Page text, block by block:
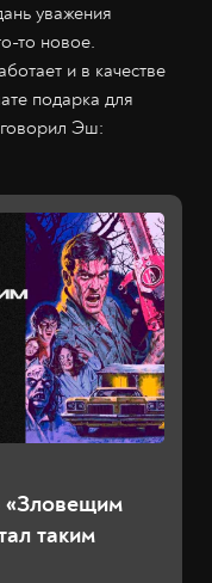
уважения
то новое.
и в качестве
подарка для
Эш:
«Зловещим
таким